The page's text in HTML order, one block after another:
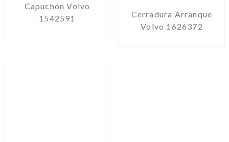
Capuchón Volvo
1542591
Cerradura Arranque
Volvo 1626372